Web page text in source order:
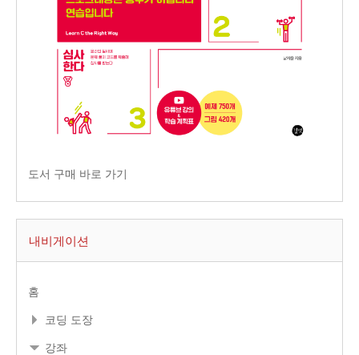
도서 구매 바로 가기
내비게이션
홈
코딩 도장
강좌